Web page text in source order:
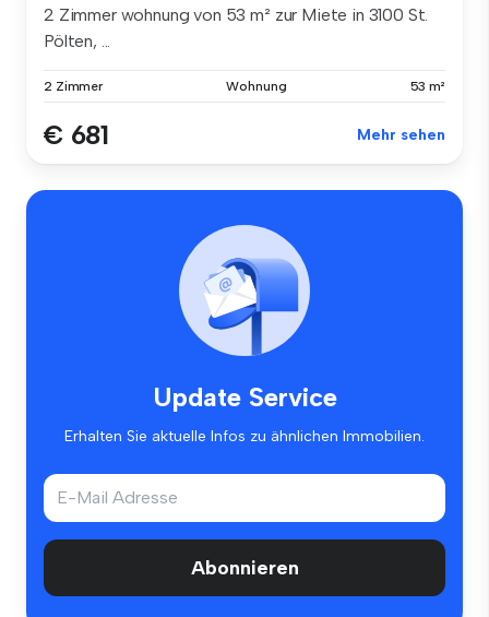
2 Zimmer wohnung von 53 m² zur Miete in 3100 St.
Pölten, ...
2 Zimmer Wohnung 53 m²
€ 681 Mehr sehen
Update Service
Erhalten Sie aktuelle Infos zu ähnlichen Immobilien.
Abonnieren